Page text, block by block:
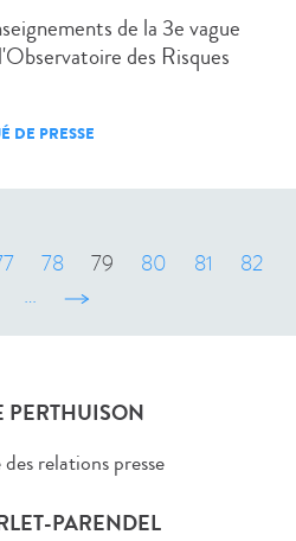
de la 3e vague
des Risques
DE PRESSE
78 79 80 81
82
… suivant ›
PERTHUISON
relations presse
PARENDEL